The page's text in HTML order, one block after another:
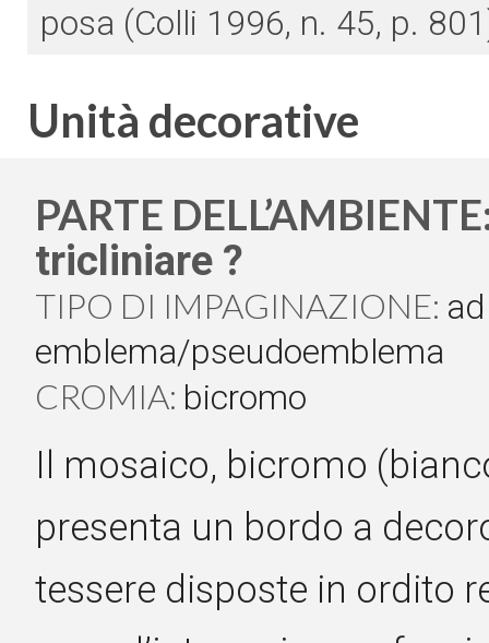
posa (Colli 1996, n. 45, p.
Unità decorative
PARTE
tricliniare ?
TIPO DI IMPAGINAZIONE: ad
emblema/pseudoemblema
CROMIA: bicromo
Il mosaico, bicromo
presenta un bordo a
tessere disposte in ordito